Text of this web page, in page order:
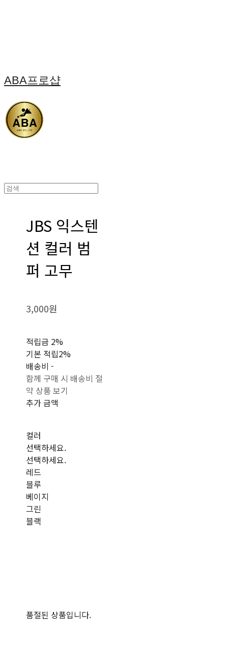
ABA프로샵
JBS 익스텐
션 컬러 범
퍼 고무
3,000원
적립금 2%
기본 적립2%
배송비-
함께 구매 시 배송비 절
약 상품 보기
추가 금액
컬러
선택하세요.
선택하세요.
레드
블루
베이지
그린
블랙
품절된 상품입니다.